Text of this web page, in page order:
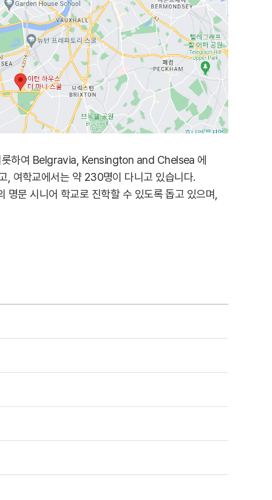
하여 Belgravia, Kensington and Chelsea 에
, 여학교에서는 약 230명이 다니고 있습니다.
문 시니어 학교로 진학할 수 있도록 돕고 있으며,